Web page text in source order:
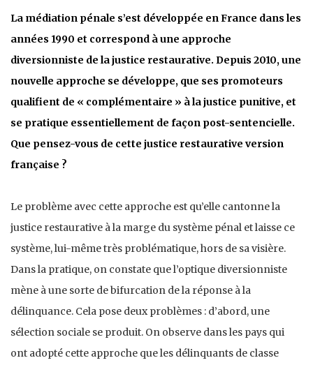
La médiation pénale s’est développée en France dans les
années 1990 et correspond à une approche
diversionniste de la justice restaurative. Depuis 2010, une
nouvelle approche se développe, que ses promoteurs
qualifient de « complémentaire » à la justice punitive, et
se pratique essentiellement de façon post-sentencielle.
Que pensez-vous de cette justice restaurative version
française ?
Le problème avec cette approche est qu’elle cantonne la
justice restaurative à la marge du système pénal et laisse ce
système, lui-même très problématique, hors de sa visière.
Dans la pratique, on constate que l’optique diversionniste
mène à une sorte de bifurcation de la réponse à la
délinquance. Cela pose deux problèmes : d’abord, une
sélection sociale se produit. On observe dans les pays qui
ont adopté cette approche que les délinquants de classe